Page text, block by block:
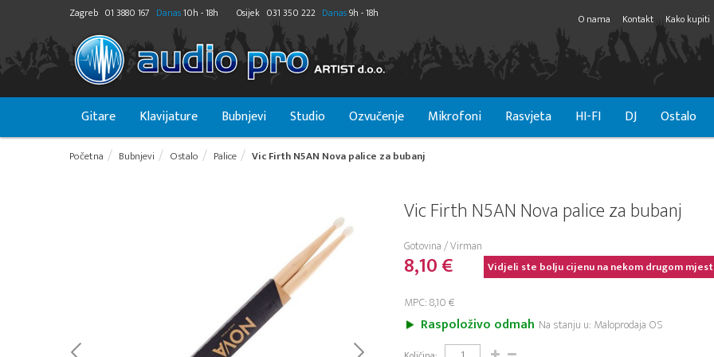
Zagreb 01 3880 167 Danas10h - 18h Osijek 031 350 222 Danas9h - 18h O nama Kontakt Kako kupiti
Gitare Klavijature Bubnjevi Studio Ozvučenje Mikrofoni Rasvjeta HI-FI DJ Ostalo
Početna Bubnjevi Ostalo Palice Vic Firth N5AN Nova palice za bubanj
Vic Firth N5AN Nova palice za bubanj
Gotovina / Virman
8,10 € Vidjeli ste bolju cijenu na nekom drugom
MPC: 8,10 €
Raspoloživo odmah Na stanju u: Maloprodaja OS